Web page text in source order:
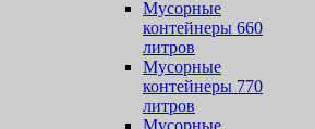
Мусорные
контейнеры 660
литров
Мусорные
контейнеры 770
литров
Мусорные